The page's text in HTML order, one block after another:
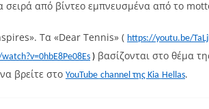
σειρά από βίντεο εμπνευσμένα από το
». Τα «Dear Tennis» ( https://youtu. be/
watch?v=0hbE8Pe08Es ) βασίζονται στο θέμα
βρείτε στο YouTube channel της Kia Hellas.